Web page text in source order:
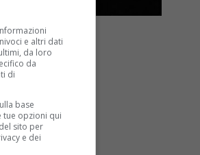
e altri dati
da loro
da
di
base
tue opzioni qui
sito per
e dei